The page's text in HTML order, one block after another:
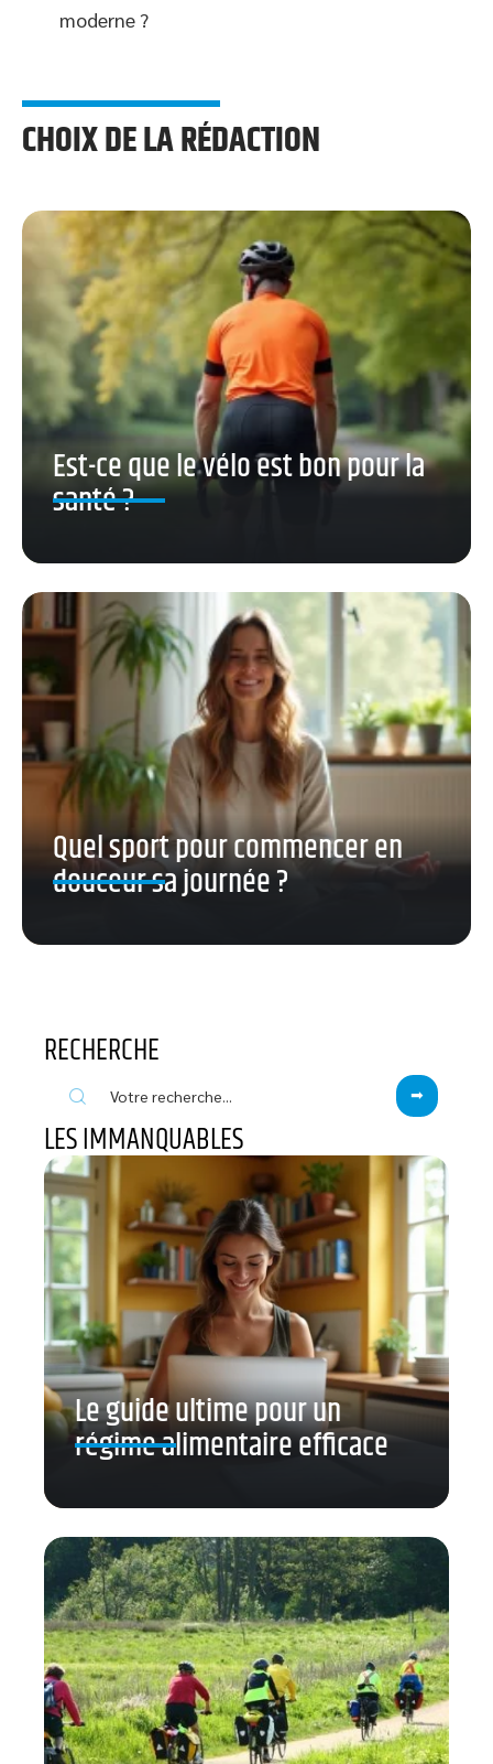
moderne ?
CHOIX DE LA RÉDACTION
Est-ce que le vélo est bon pour la
santé ?
Quel sport pour commencer en
douceur sa journée ?
RECHERCHE
LES IMMANQUABLES
Le guide ultime pour un
régime alimentaire efficace